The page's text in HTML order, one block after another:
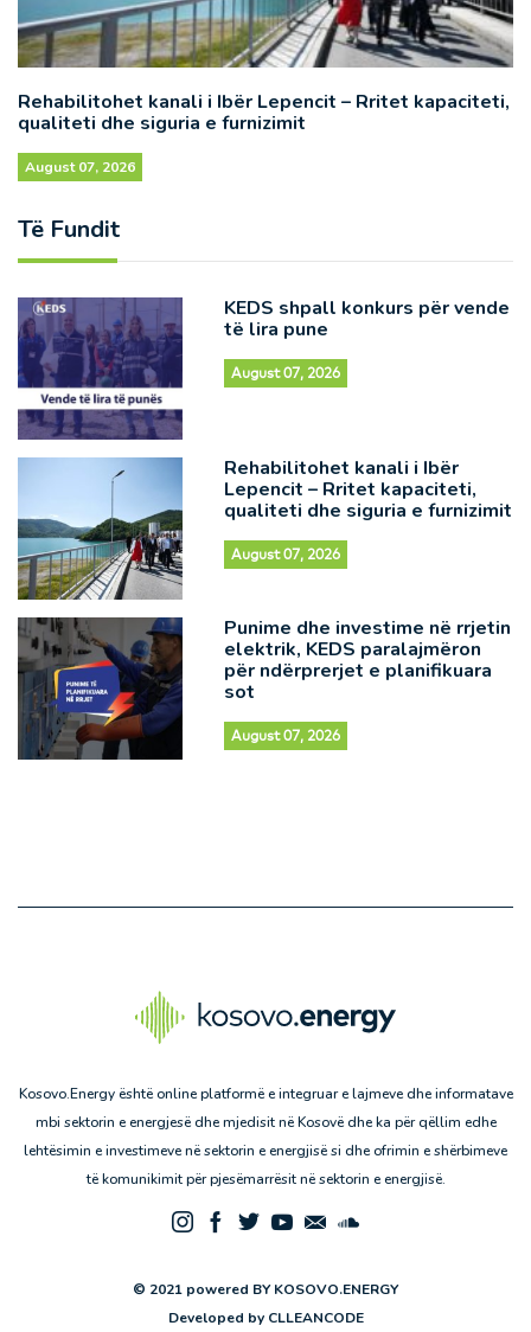
Rehabilitohet kanali i Ibër Lepencit – Rritet kapaciteti,
qualiteti dhe siguria e furnizimit
August 07, 2026
Të Fundit
KEDS shpall konkurs për vende
të lira pune
August 07, 2026
Rehabilitohet kanali i Ibër
Lepencit – Rritet kapaciteti,
qualiteti dhe siguria e furnizimit
August 07, 2026
Punime dhe investime në rrjetin
elektrik, KEDS paralajmëron
për ndërprerjet e planifikuara
sot
August 07, 2026
Kosovo.Energy është online platformë e integruar e lajmeve dhe informatave
mbi sektorin e energjesë dhe mjedisit në Kosovë dhe ka për qëllim edhe
lehtësimin e investimeve në sektorin e energjisë si dhe ofrimin e shërbimeve
të komunikimit për pjesëmarrësit në sektorin e energjisë.
© 2021 powered BY KOSOVO.ENERGY
Developed by CLLEANCODE